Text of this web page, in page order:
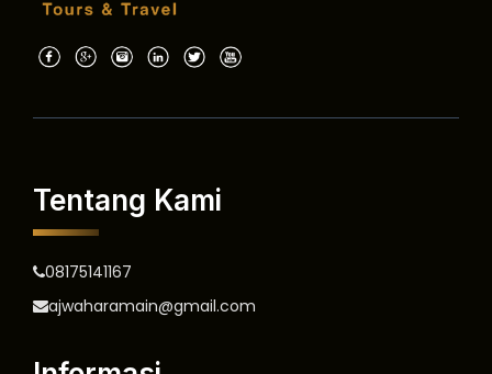
Tentang Kami
08175141167
ajwaharamain@gmail.com